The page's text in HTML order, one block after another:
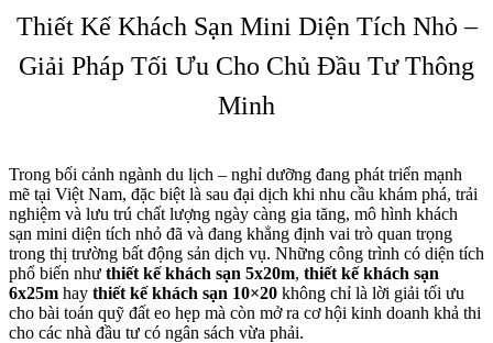
Thiết Kế Khách Sạn Mini Diện Tích Nhỏ –
Giải Pháp Tối Ưu Cho Chủ Đầu Tư Thông
Minh
Trong bối cảnh ngành du lịch – nghỉ dưỡng đang phát triển mạnh
mẽ tại Việt Nam, đặc biệt là sau đại dịch khi nhu cầu khám phá, trải
nghiệm và lưu trú chất lượng ngày càng gia tăng, mô hình khách
sạn mini diện tích nhỏ đã và đang khẳng định vai trò quan trọng
trong thị trường bất động sản dịch vụ. Những công trình có diện tích
phổ biến như thiết kế khách sạn 5x20m, thiết kế khách sạn
6x25m hay thiết kế khách sạn 10×20 không chỉ là lời giải tối ưu
cho bài toán quỹ đất eo hẹp mà còn mở ra cơ hội kinh doanh khả thi
cho các nhà đầu tư có ngân sách vừa phải.